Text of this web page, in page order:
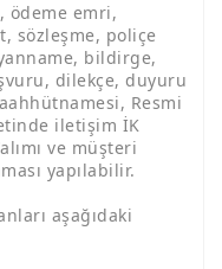
ödeme emri,
sözleşme, poliçe
bildirge,
dilekçe, duyuru
Resmi
iletişim İK
ve müşteri
yapılabilir.
aşağıdaki